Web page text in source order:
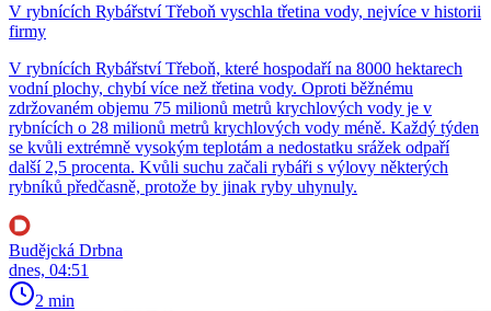
V rybnících Rybářství Třeboň vyschla třetina vody, nejvíce v historii
firmy
V rybnících Rybářství Třeboň, které hospodaří na 8000 hektarech
vodní plochy, chybí více než třetina vody. Oproti běžnému
zdržovaném objemu 75 milionů metrů krychlových vody je v
rybnících o 28 milionů metrů krychlových vody méně. Každý týden
se kvůli extrémně vysokým teplotám a nedostatku srážek odpaří
další 2,5 procenta. Kvůli suchu začali rybáři s výlovy některých
rybníků předčasně, protože by jinak ryby uhynuly.
Budějcká Drbna
dnes, 04:51
2 min